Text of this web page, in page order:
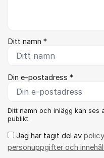
Ditt namn *
Din e-postadress *
Ditt namn och inlägg kan ses
publikt.
Jag har tagit del av
personuppgifter och